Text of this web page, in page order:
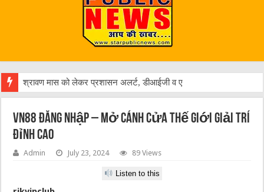
VN88 Đăng Nhập – Mở Cánh Cửa Thế Giới Giải Trí
Đỉnh Cao
Admin July 23, 2024 89 Views
Listen to this